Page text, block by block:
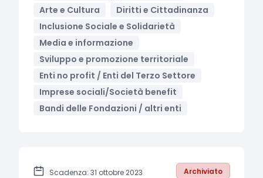
Arte e Cultura
Diritti e Cittadinanza
Inclusione Sociale e Solidarietà
Media e informazione
Sviluppo e promozione territoriale
Enti no profit / Enti del Terzo Settore
Imprese sociali/Società benefit
Bandi delle Fondazioni / altri enti
Scadenza: 31 ottobre 2023 Archiviato